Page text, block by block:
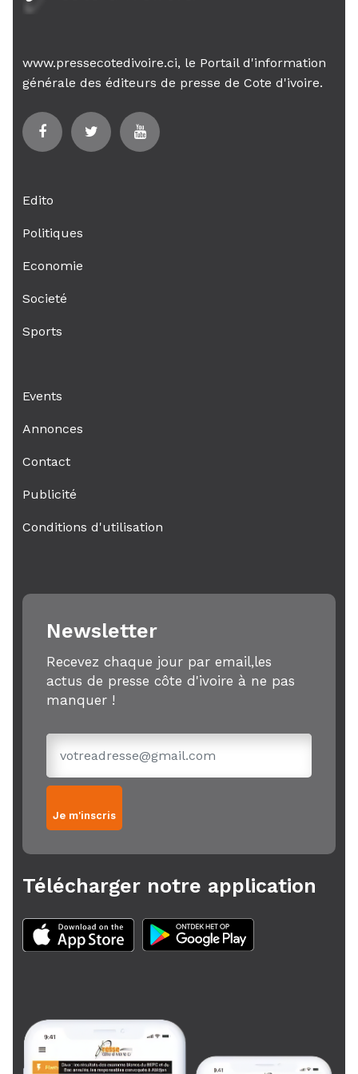
www.pressecotedivoire.ci, le Portail d'information
générale des éditeurs de presse de Cote d'ivoire.
Edito
Politiques
Economie
Societé
Sports
Events
Annonces
Contact
Publicité
Conditions d'utilisation
Newsletter
Recevez chaque jour par email,les
actus de presse côte d'ivoire à ne pas
manquer !
Je m'inscris
Télécharger notre application